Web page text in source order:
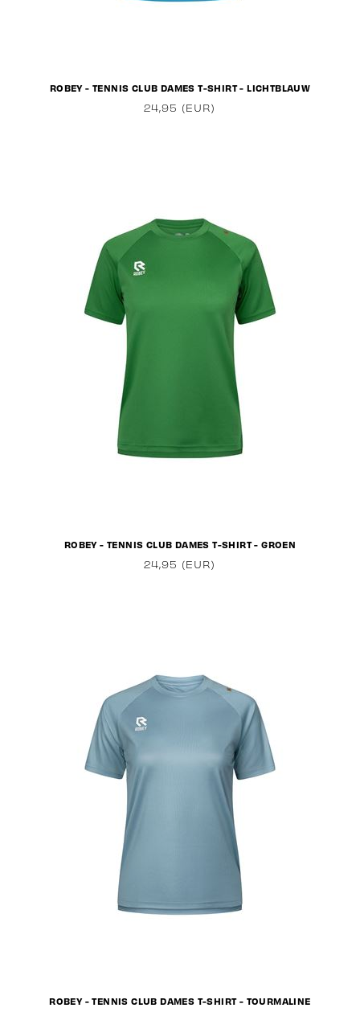
ROBEY - TENNIS CLUB DAMES T-SHIRT - LICHTBLAUW
24,95 (EUR)
ROBEY - TENNIS CLUB DAMES T-SHIRT - GROEN
24,95 (EUR)
ROBEY - TENNIS CLUB DAMES T-SHIRT - TOURMALINE